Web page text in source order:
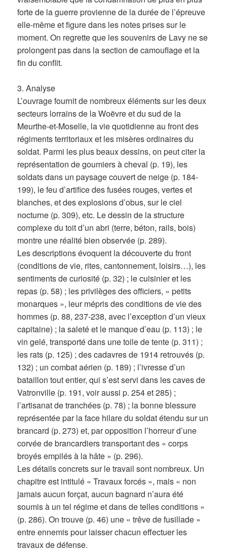
forte de la guerre provienne de la durée de l’épreuve
elle-même et figure dans les notes prises sur le
moment. On regrette que les souvenirs de Lavy ne se
prolongent pas dans la section de camouflage et la
fin du conflit.
3. Analyse
L’ouvrage fournit de nombreux éléments sur les deux
secteurs lorrains de la Woëvre et du sud de la
Meurthe-et-Moselle, la vie quotidienne au front des
régiments territoriaux et les misères ordinaires du
soldat. Parmi les plus beaux dessins, on peut citer la
représentation de goumiers à cheval (p. 19), les
soldats dans un paysage couvert de neige (p. 184-
199), le feu d’artifice des fusées rouges, vertes et
blanches, et des explosions d’obus, sur le ciel
nocturne (p. 309), etc. Le dessin de la structure
complexe du toit d’un abri (terre, béton, rails, bois)
montre une réalité bien observée (p. 289).
Les descriptions évoquent la découverte du front
(conditions de vie, rites, cantonnement, loisirs…), les
sentiments de curiosité (p. 32) ; le cuisinier et les
repas (p. 58) ; les privilèges des officiers, « petits
monarques », leur mépris des conditions de vie des
hommes (p. 88, 237-238, avec l’exception d’un vieux
capitaine) ; la saleté et le manque d’eau (p. 113) ; le
vin gelé, transporté dans une toile de tente (p. 311) ;
les rats (p. 125) ; des cadavres de 1914 retrouvés (p.
132) ; un combat aérien (p. 189) ; l’ivresse d’un
bataillon tout entier, qui s’est servi dans les caves de
Vatronville (p. 191, voir aussi p. 254 et 285) ;
l’artisanat de tranchées (p. 78) ; la bonne blessure
représentée par la face hilare du soldat étendu sur un
brancard (p. 273) et, par opposition l’horreur d’une
corvée de brancardiers transportant des « corps
broyés empilés à la hâte » (p. 296).
Les détails concrets sur le travail sont nombreux. Un
chapitre est intitulé « Travaux forcés », mais « non
jamais aucun forçat, aucun bagnard n’aura été
soumis à un tel régime et dans de telles conditions »
(p. 286). On trouve (p. 46) une « trêve de fusillade »
entre ennemis pour laisser chacun effectuer les
travaux de défense.